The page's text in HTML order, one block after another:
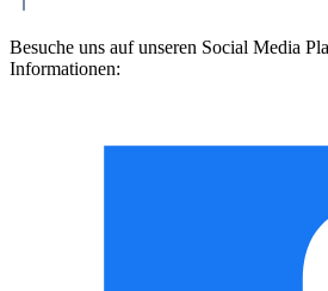
Besuche uns auf unseren Social Media
Informationen: